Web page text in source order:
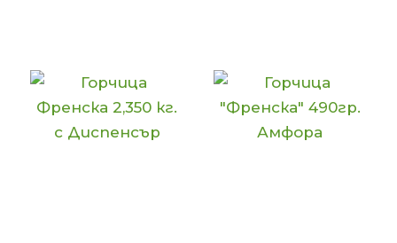
Горчицата е един от най-използваните
и обичани сосове, който е популярен на
всеки континент. Използва се както в
азиатската, така и в европейската